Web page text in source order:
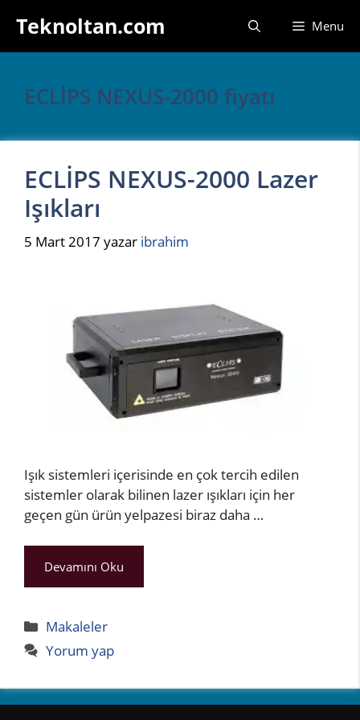
atlaTeknoltan.com Menu
ECLİPS NEXUS-2000 fiyatı
ECLİPS NEXUS-2000 Lazer
Işıkları
5 Mart 2017 yazar ibrahim
Işık sistemleri içerisinde en çok tercih edilen
sistemler olarak bilinen lazer ışıkları için her
geçen gün ürün yelpazesi biraz daha …
Devamını Oku
Kategoriler
Makaleler
Yorum yap